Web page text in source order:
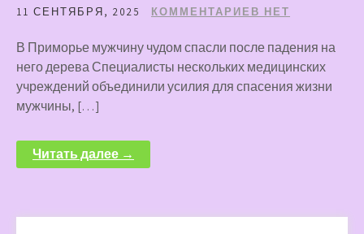
11 СЕНТЯБРЯ, 2025 КОММЕНТАРИЕВ НЕТ
В Приморье мужчину чудом спасли после падения на
него дерева Специалисты нескольких медицинских
учреждений объединили усилия для спасения жизни
мужчины, […]
Читать далее →